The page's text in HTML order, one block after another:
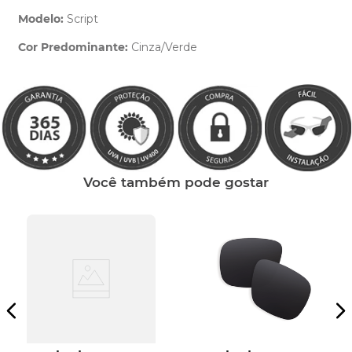
Modelo: Script
Cor Predominante: Cinza/Verde
Você também pode gostar